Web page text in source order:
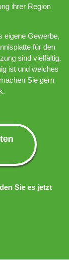
ihrer Region
eigene Gewerbe,
für den
sind vielfältig.
ist und welches
Sie gern
Sie es jetzt